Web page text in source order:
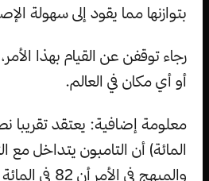
بتوازنها مما يقود إلى سهولة
رجاء توقفن عن القيام بهذا
أو أي مكان في العالم.
المائة) أن التامبون يتداخل مع
والمبهج في